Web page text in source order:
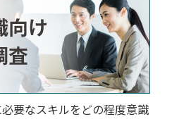
要なスキルをどの程度意識